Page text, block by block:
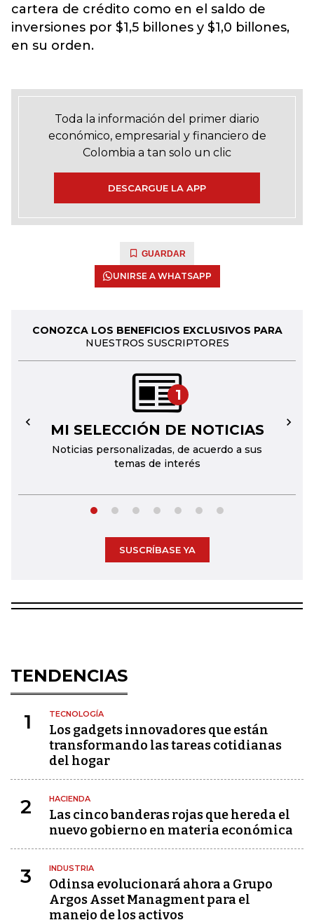
cartera de crédito como en el saldo de
inversiones por $1,5 billones y $1,0 billones,
en su orden.
Toda la información del primer diario
económico, empresarial y financiero de
Colombia a tan solo un clic
DESCARGUE LA APP
GUARDAR
UNIRSE A WHATSAPP
CONOZCA LOS BENEFICIOS EXCLUSIVOS PARA
NUESTROS SUSCRIPTORES
1
MI SELECCIÓN DE NOTICIAS
Noticias personalizadas, de acuerdo a sus
temas de interés
← →
SUSCRÍBASE YA
TENDENCIAS
1 TECNOLOGÍA
Los gadgets innovadores que están
transformando las tareas cotidianas
del hogar
2 HACIENDA
Las cinco banderas rojas que hereda el
nuevo gobierno en materia económica
3 INDUSTRIA
Odinsa evolucionará ahora a Grupo
Argos Asset Managment para el
manejo de los activos